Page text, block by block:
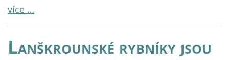
více …
Lanškrounské rybníky jsou